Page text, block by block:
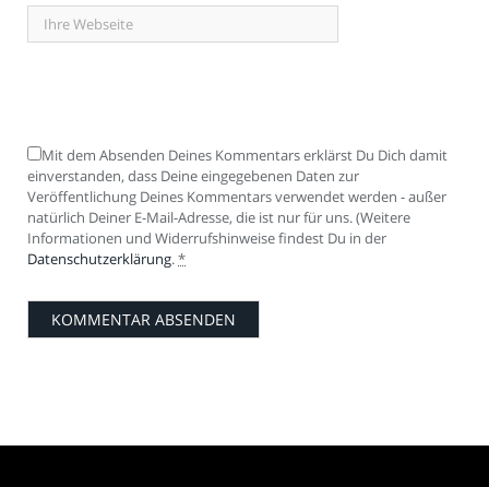
Mit dem Absenden Deines Kommentars erklärst Du Dich damit
einverstanden, dass Deine eingegebenen Daten zur
Veröffentlichung Deines Kommentars verwendet werden - außer
natürlich Deiner E-Mail-Adresse, die ist nur für uns. (Weitere
Informationen und Widerrufshinweise findest Du in der
Datenschutzerklärung. *